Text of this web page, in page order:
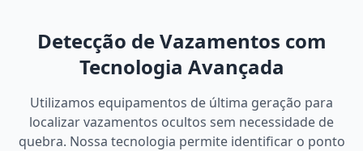
Detecção de Vazamentos com
Tecnologia Avançada
Utilizamos equipamentos de última geração para
localizar vazamentos ocultos sem necessidade de
quebra. Nossa tecnologia permite identificar o ponto